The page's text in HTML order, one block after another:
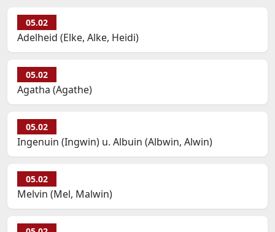
05.02
Adelheid (Elke, Alke, Heidi)
05.02
Agatha (Agathe)
05.02
Ingenuin (Ingwin) u. Albuin (Albwin, Alwin)
05.02
Melvin (Mel, Malwin)